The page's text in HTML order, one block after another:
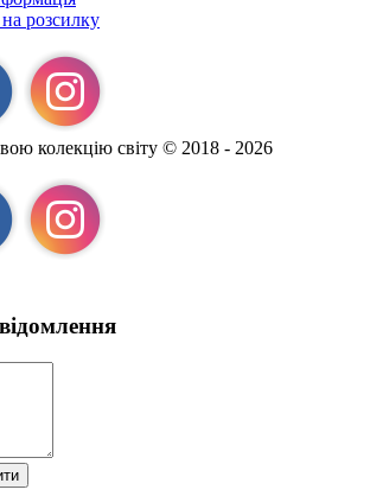
розсилку
колекцію світу © 2018 - 2026